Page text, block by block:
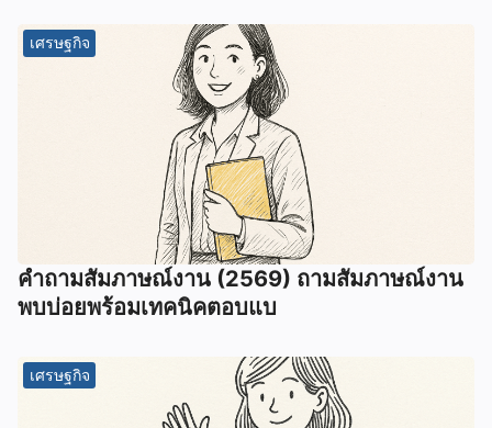
เศรษฐกิจ
คำถามสัมภาษณ์งาน (2569) ถามสัมภาษณ์งาน
พบบ่อยพร้อมเทคนิคตอบแบ
เศรษฐกิจ